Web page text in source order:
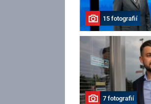
15 fotografií
7 fotografií